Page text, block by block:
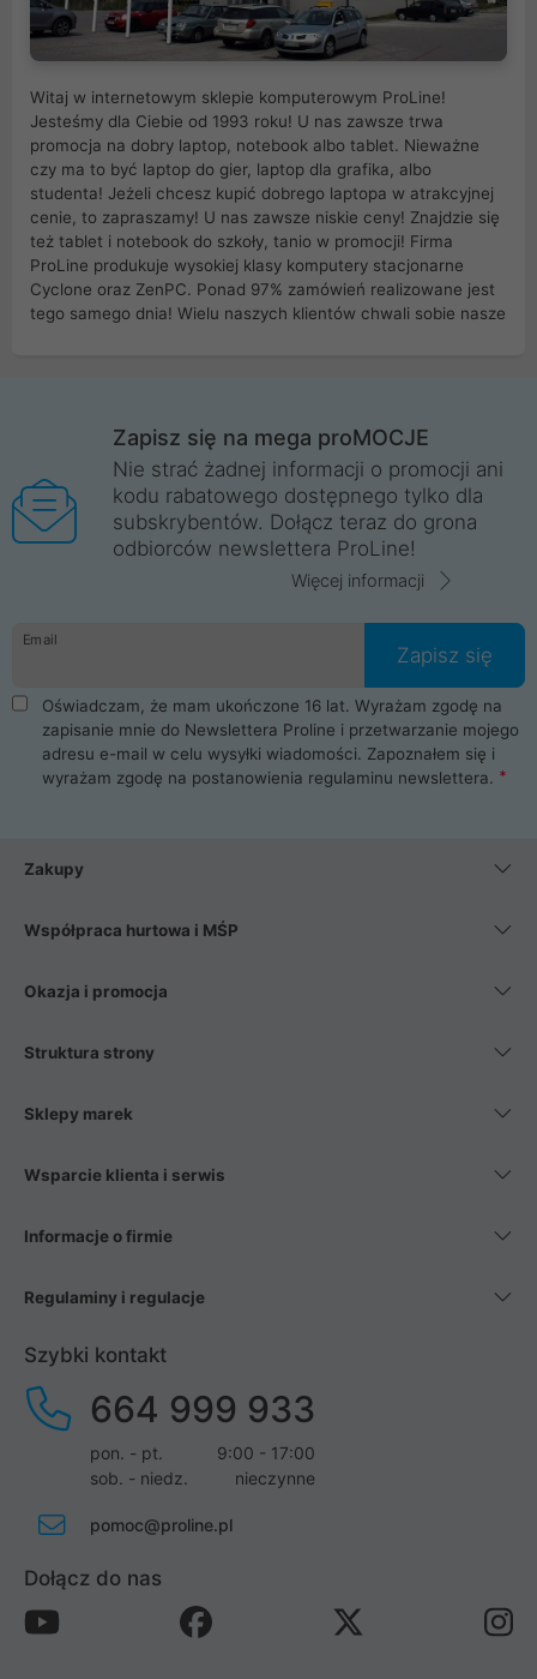
Witaj w internetowym sklepie komputerowym ProLine!
Jesteśmy dla Ciebie od 1993 roku! U nas zawsze trwa
promocja na dobry laptop, notebook albo tablet. Nieważne
czy ma to być laptop do gier, laptop dla grafika, albo
studenta! Jeżeli chcesz kupić dobrego laptopa w atrakcyjnej
cenie, to zapraszamy! U nas zawsze niskie ceny! Znajdzie się
też tablet i notebook do szkoły, tanio w promocji! Firma
ProLine produkuje wysokiej klasy komputery stacjonarne
Cyclone oraz ZenPC. Ponad 97% zamówień realizowane jest
tego samego dnia! Wielu naszych klientów chwali sobie nasze
Wrocław, Poznań, Legnica, Katowice, Gliwice, Kalisz, Bytom,
Trzebnica, Opole. Szybka i profesjonalna obsługa!
ProLine to polska firma ze 100% polskim kapitałem. Działamy
legalnie i płacimy podatki w naszym kraju! Posiadamy siedzibę
główną w Mirkowie oraz salony na terenie kraju. Cała
komunikacja ze sklepem komputerowym ProLine jest
danych osobowych. Dlatego zakup notebooka albo laptopa w
ProLine to czysta przyjemność i pełne bezpieczeństwo.
Zaopatrzysz się u nas w akcesoria i części komputerowe
takie jak procesory, karty graficzne, płyty główne, pamięci,
dyski SSD, M.2 oraz HDD. Nasi pracownicy pomogą Ci wybrać
najlepszy zasilacz komputerowy oraz obudowę do komputera.
Poza komputerami mamy również najlepsze na rynku
Smartfony takich producentów jak Xiaomi, Apple, Samsung i
wentylatory. Na koniec mając już to wszystko, możesz
Zapisz się na mega proMOCJE
Nie strać żadnej informacji o promocji ani
kodu rabatowego dostępnego tylko dla
subskrybentów. Dołącz teraz do grona
odbiorców newslettera ProLine!
Więcej informacji
Email
Zapisz się
Oświadczam, że mam ukończone 16 lat. Wyrażam zgodę na
zapisanie mnie do Newslettera Proline i przetwarzanie mojego
adresu e-mail w celu wysyłki wiadomości. Zapoznałem się i
wyrażam zgodę na postanowienia regulaminu newslettera.
Zakupy
Współpraca hurtowa i MŚP
Okazja i promocja
Struktura strony
Sklepy marek
Wsparcie klienta i serwis
Informacje o firmie
Regulaminy i regulacje
Szybki kontakt
664 999 933
pon. - pt.
9:00 - 17:00
sob. - niedz.
nieczynne
pomoc@proline.pl
Dołącz do nas